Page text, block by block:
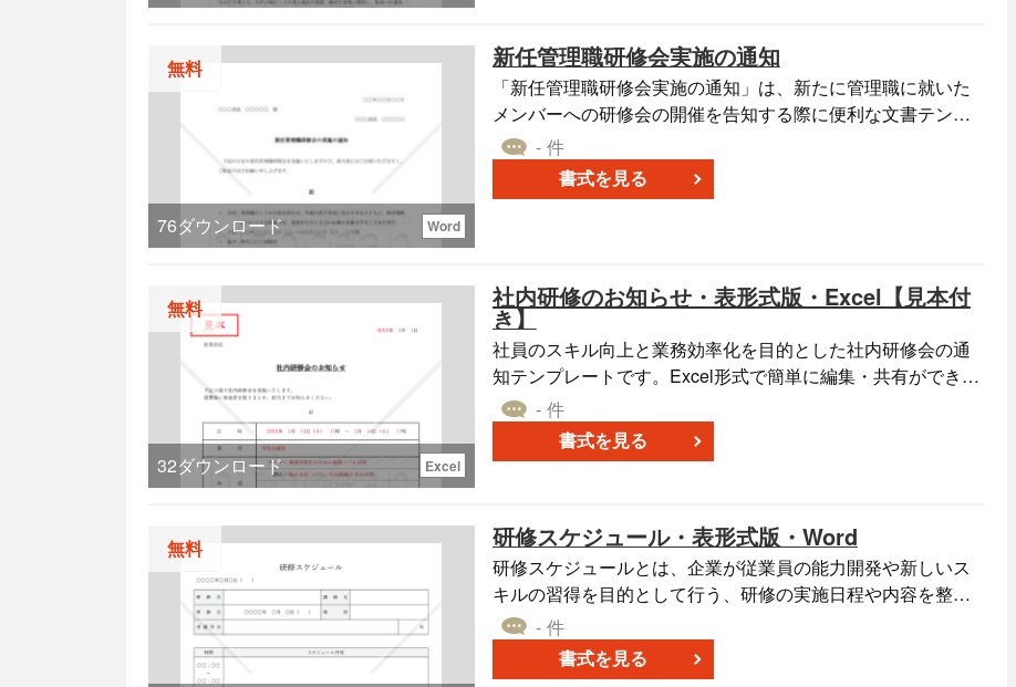
無料
76ダウンロード Word
新任管理職研修会実施の通知
「新任管理職研修会実施の通知」は、新たに管理職に就いた
メンバーへの研修会の開催を告知する際に便利な文書テンプ
レートです。この書式を使用することで、研修の日時、場
所、対象者、研修内容などを一括して効率良く伝えることが
できます。複数の部署やプロジェクトチームが関わる大規模
できるでしょう。
- 件
書式を見る
無料
32ダウンロード Excel
社内研修のお知らせ・表形式版・Excel【見本付
き】
社員のスキル向上と業務効率化を目的とした社内研修会の通
知テンプレートです。Excel形式で簡単に編集・共有ができ、
研修会の詳細な日程や場所、テーマ、講師情報などを明確に
記載することで、参加者がスムーズに研修に参加できるよう
サポートします。文頭には「社員各位」宛の案内文、下部に
ており、読みやすく整った社内連絡文としてすぐに使用可能
です。 印刷・配布・メール添付にも適しており、部門横断の
研修案内や参加者の取りまとめにも便利な実用フォーマット
です。 ■社内研修のお知らせとは 企業内で実施される研修や
セミナーの概要・開催日時・申込方法などを、社員に向けて
周知する文書です。 参加希望者を取りまとめる目的のほか、
- 件
書式を見る
無料 研修スケジュール・表形式版・Word
研修スケジュールとは、企業が従業員の能力開発や新しいス
キルの習得を目的として行う、研修の実施日程や内容を整理
し、記載した文書です。一般に、研修の効率的な運営を支援
する目的で作成されます。 研修スケジュールの作成には、次
のようなメリットがあります。 ・研修の効率化：事前にスケ
- 件
書式を見る